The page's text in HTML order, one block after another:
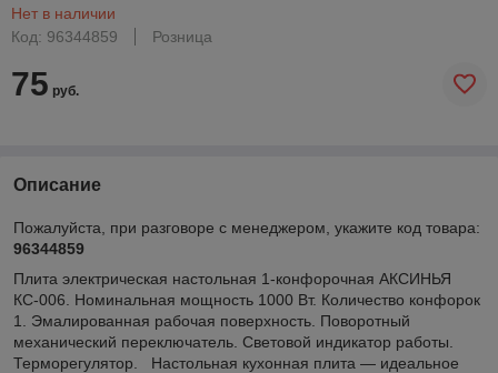
Нет в наличии
Код: 96344859
Розница
75 руб.
Описание
Пожалуйста, при разговоре с менеджером, укажите код товара:
96344859
Плита электрическая настольная 1-конфорочная АКСИНЬЯ
КС-006. Номинальная мощность 1000 Вт. Количество конфорок
1. Эмалированная рабочая поверхность. Поворотный
механический переключатель. Световой индикатор работы.
Терморегулятор. Настольная кухонная плита — идеальное